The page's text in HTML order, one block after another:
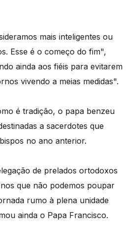
mais inteligentes ou
Esse é o começo do fim",
ainda aos fiéis para evitarem
vivendo a meias medidas".
é tradição, o papa benzeu
a sacerdotes que
no ano anterior.
de prelados ortodoxos
que não podemos poupar
rumo à plena unidade
ainda o Papa Francisco.